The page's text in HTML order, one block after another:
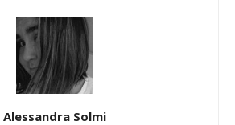
Alessandra Solmi